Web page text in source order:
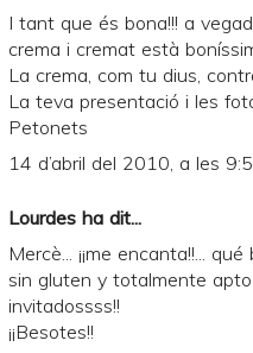
I tant que és bona!!! a
crema i cremat està
La crema, com tu dius,
La teva presentació i les
Petonets
14 d’abril del 2010, a les
Lourdes ha dit...
Mercè... ¡¡me encanta!!...
sin gluten y totalmente apto
invitadossss!!
¡¡Besotes!!